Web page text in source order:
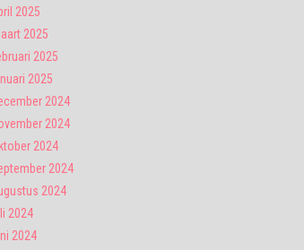
2025
2025
2025
2025
2024
2024
2024
2024
2024
2024
2024